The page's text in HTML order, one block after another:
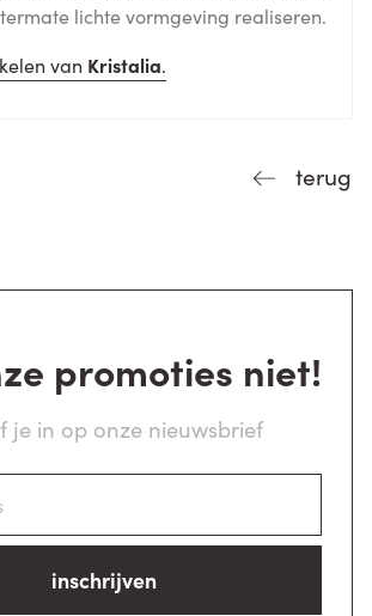
lichte vormgeving realiseren.
van Kristalia.
terug
promoties niet!
je in op onze nieuwsbrief
inschrijven